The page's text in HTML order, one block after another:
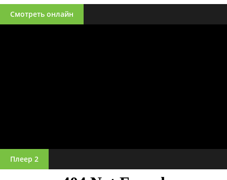
Смотреть онлайн
Плеер 2